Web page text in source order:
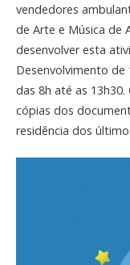
vendedores
de Arte e Música de
desenvolver esta
Desenvolvimento
das 8h até as
cópias dos
residência dos